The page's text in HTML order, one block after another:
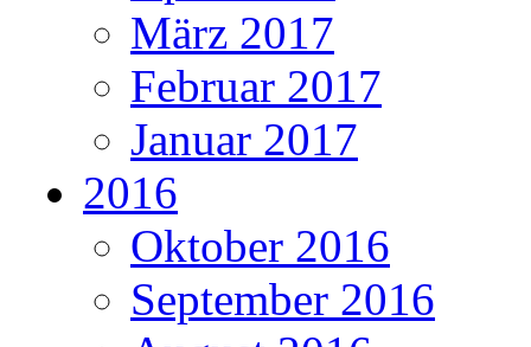
März 2017
Februar 2017
Januar 2017
2016
Oktober 2016
September 2016